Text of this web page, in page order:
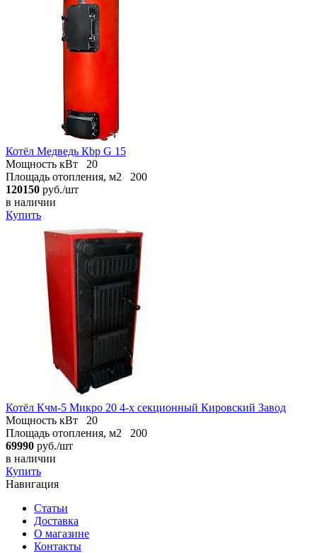
Котёл Медведь Кbр G 15
Мощность кВт
20
Площадь отопления, м2
200
120150 руб./шт
в наличии
Купить
Котёл Кчм-5 Микро 20 4-х секционный Кировский Завод
Мощность кВт
20
Площадь отопления, м2
200
69990 руб./шт
в наличии
Купить
Навигация
Статьи
Доставка
О магазине
Контакты